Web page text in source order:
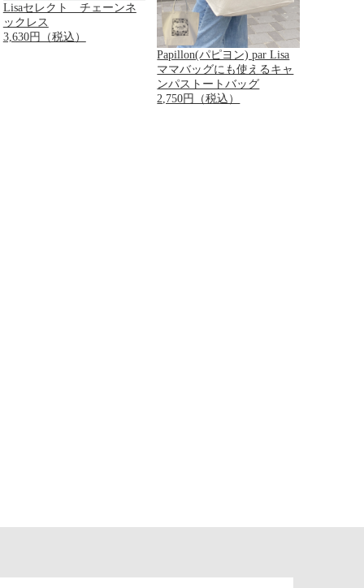
Lisaセレクト チェーンネ
ックレス
3,630円（税込）
Papillon(パピヨン) par Lisa
ママバッグにも使えるキャ
ンパストートバッグ
2,750円（税込）